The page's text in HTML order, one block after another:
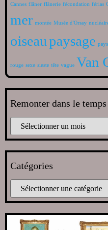
Cannes flâner flânerie fécondation férias
mer montée Musée d'Orsay
oiseaupaysage
rouge sexe sieste tête vague Van
Remonter dans le temps
Catégories